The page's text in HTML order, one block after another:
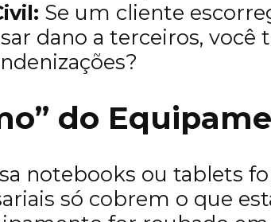
Se um cliente
dano a terceiros, você
do
notebooks ou tablets
só cobrem o que